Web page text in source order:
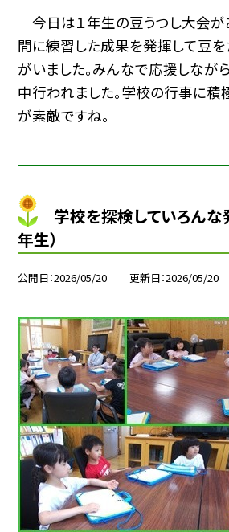
今日は１年生の豆うつし大会が
間に練習した成果を発揮して豆を
がいました。みんなで応援しなが
中行われました。学校の行事に積
が素敵ですね。
学校を探検していろんな
年生）
公開日 2026/05/20 更新日 2026/05/20